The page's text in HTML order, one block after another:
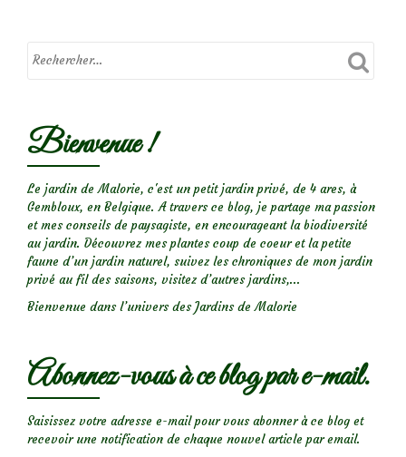
Bienvenue !
Le jardin de Malorie, c'est un petit jardin privé, de 4 ares, à
Gembloux, en Belgique. A travers ce blog, je partage ma passion
et mes conseils de paysagiste, en encourageant la biodiversité
au jardin. Découvrez mes plantes coup de coeur et la petite
faune d’un jardin naturel, suivez les chroniques de mon jardin
privé au fil des saisons, visitez d’autres jardins,...
Bienvenue dans l’univers des Jardins de Malorie
Abonnez-vous à ce blog par e-mail.
Saisissez votre adresse e-mail pour vous abonner à ce blog et
recevoir une notification de chaque nouvel article par email.